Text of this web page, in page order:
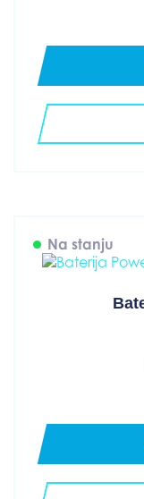
Na stanju